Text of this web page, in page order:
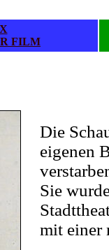
FILM
Die
eigenen
Sie
mit einer